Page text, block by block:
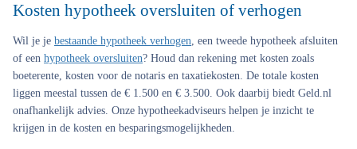
Kosten hypotheek oversluiten of verhogen
Wil je je bestaande hypotheek verhogen, een tweede hypotheek afsluiten
of een hypotheek oversluiten? Houd dan rekening met kosten zoals
boeterente, kosten voor de notaris en taxatiekosten. De totale kosten
liggen meestal tussen de € 1.500 en € 3.500. Ook daarbij biedt Geld.nl
onafhankelijk advies. Onze hypotheekadviseurs helpen je inzicht te
krijgen in de kosten en besparingsmogelijkheden.